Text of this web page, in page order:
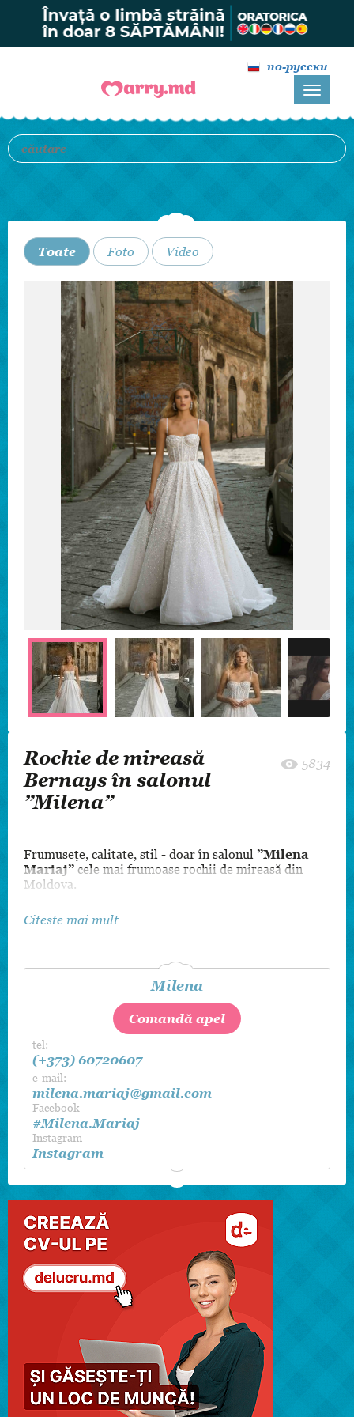
по-русски
Toate Foto Video
Rochie de mireasă
Bernays în salonul
”Milena”
5834
Frumusețe, calitate, stil - doar în salonul ”Milena
Mariaj” cele mai frumoase rochii de mireasă din
Moldova.
Citeste mai mult
Milena
Comandă apel
tel:
(+373) 60720607
e-mail:
milena.mariaj@gmail.com
Facebook
#Milena.Mariaj
Instagram
Instagram